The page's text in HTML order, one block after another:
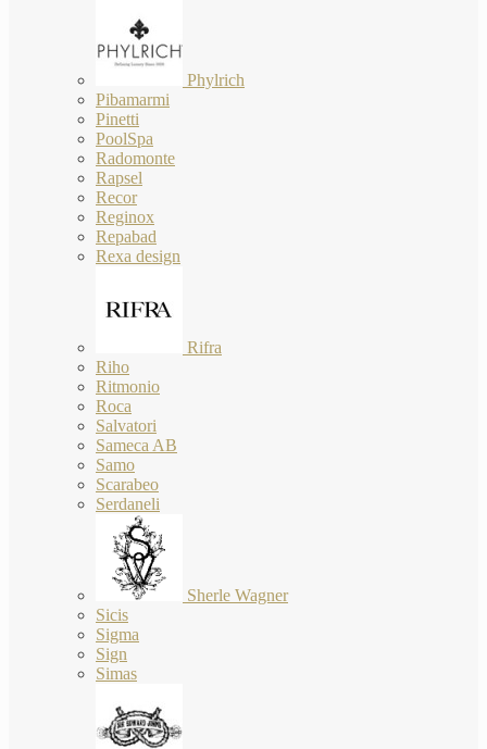
Phylrich
Pibamarmi
Pinetti
PoolSpa
Radomonte
Rapsel
Recor
Reginox
Repabad
Rexa design
Rifra
Riho
Ritmonio
Roca
Salvatori
Sameca AB
Samo
Scarabeo
Serdaneli
Sherle Wagner
Sicis
Sigma
Sign
Simas